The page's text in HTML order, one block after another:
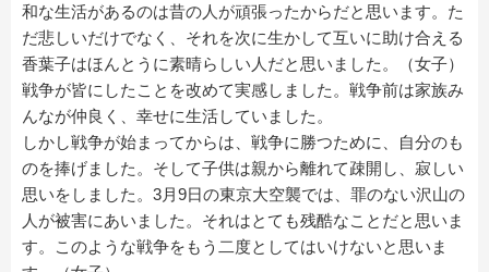
和な生活があるのは昔の人が頑張ったからだと思います。た
だ悲しいだけでなく、それを次に生かして互いに助け合える
香葉子はほんとうに素晴らしい人だと思いました。（女子）
戦争が皆にしたことを改めて実感しました。戦争前は家族み
んなが仲良く、幸せに生活していました。
しかし戦争が始まってからは、戦争に勝つために、自分のも
のを捧げました。そして子供は親から離れて疎開し、寂しい
思いをしました。3月9日の東京大空襲では、罪のない沢山の
人が被害にあいました。それはとても残酷なことだと思いま
す。このような戦争をもう二度としてはいけないと思いま